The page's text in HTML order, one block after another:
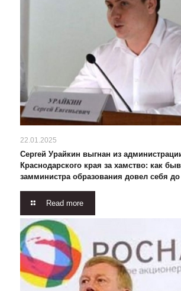
22.01.2025
Сергей Урайкин выгнан из
Краснодарского края за хамство: как
замминистра образования довел себя
Read more